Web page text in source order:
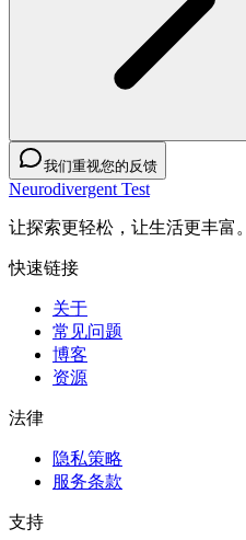
我们重视您的反馈
Neurodivergent Test
让探索更轻松，让生活更丰富。
快速链接
关于
常见问题
博客
资源
法律
隐私策略
服务条款
支持